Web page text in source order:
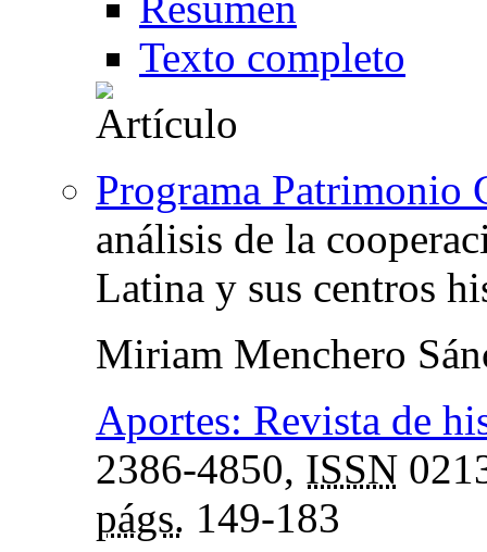
Texto completo
Programa Patrimonio
análisis de la
Latina y sus centros
Miriam Menchero
Aportes: Revista de
2386-4850, ISSN
págs. 149-183